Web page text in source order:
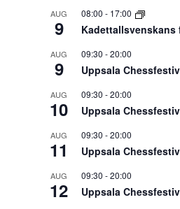
AUG
9
08:00 - 17:00
Kadettallsvenskans
AUG
9
09:30 -20:00
Uppsala
AUG
10
09:30 -20:00
Uppsala
AUG
11
09:30 -20:00
Uppsala
AUG
12
09:30 -20:00
Uppsala